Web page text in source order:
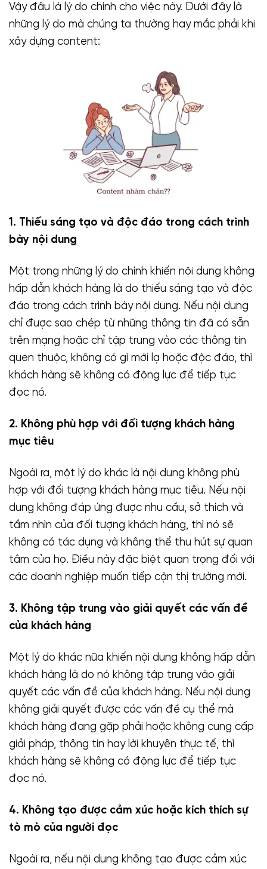
Vậy đâu là lý do chính cho việc này. Dưới đây là
những lý do mà chúng ta thường hay mắc phải khi
xây dựng content:
1. Thiếu sáng tạo và độc đáo trong cách trình
bày nội dung
Một trong những lý do chính khiến nội dung không
hấp dẫn khách hàng là do thiếu sáng tạo và độc
đáo trong cách trình bày nội dung. Nếu nội dung
chỉ được sao chép từ những thông tin đã có sẵn
trên mạng hoặc chỉ tập trung vào các thông tin
quen thuộc, không có gì mới lạ hoặc độc đáo, thì
khách hàng sẽ không có động lực để tiếp tục
đọc nó.
2. Không phù hợp với đối tượng khách hàng
mục tiêu
Ngoài ra, một lý do khác là nội dung không phù
hợp với đối tượng khách hàng mục tiêu. Nếu nội
dung không đáp ứng được nhu cầu, sở thích và
tầm nhìn của đối tượng khách hàng, thì nó sẽ
không có tác dụng và không thể thu hút sự quan
tâm của họ. Điều này đặc biệt quan trọng đối với
các doanh nghiệp muốn tiếp cận thị trường mới.
3. Không tập trung vào giải quyết các vấn đề
của khách hàng
Một lý do khác nữa khiến nội dung không hấp dẫn
khách hàng là do nó không tập trung vào giải
quyết các vấn đề của khách hàng. Nếu nội dung
không giải quyết được các vấn đề cụ thể mà
khách hàng đang gặp phải hoặc không cung cấp
giải pháp, thông tin hay lời khuyên thực tế, thì
khách hàng sẽ không có động lực để tiếp tục
đọc nó.
4. Không tạo được cảm xúc hoặc kích thích sự
tò mò của người đọc
Ngoài ra, nếu nội dung không tạo được cảm xúc